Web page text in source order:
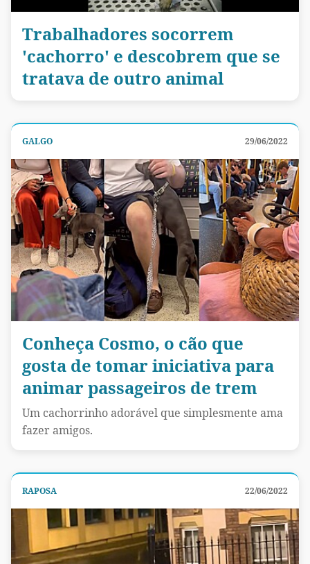
Trabalhadores socorrem
'cachorro' e descobrem que se
tratava de outro animal
GALGO 29/06/2022
Conheça Cosmo, o cão que
gosta de tomar iniciativa para
animar passageiros de trem
Um cachorrinho adorável que simplesmente ama
fazer amigos.
RAPOSA 22/06/2022